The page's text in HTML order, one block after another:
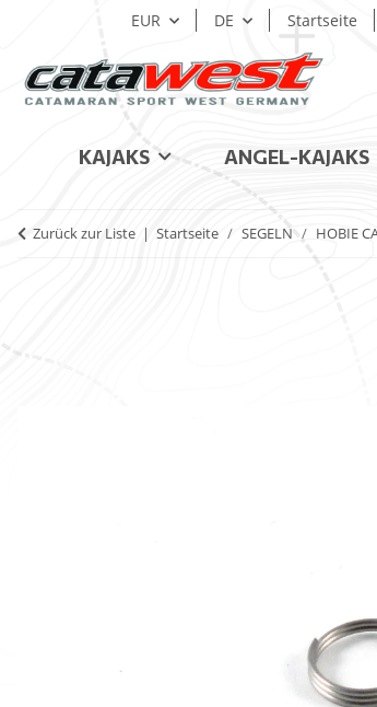
EUR DE Startseite
KAJAKS ANGEL-KAJAKS
Zurück zur Liste Startseite SEGELN HOBIE